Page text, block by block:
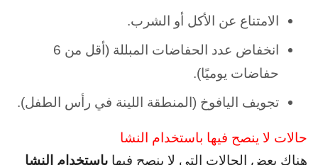
الامتناع عن الأكل أو الشرب.
انخفاض عدد الحفاضات المبللة (أقل من 6
حفاضات يوميًا).
تجويف اليافوخ (المنطقة اللينة في رأس الطفل).
حالات لا ينصح فيها باستخدام النشا
هناك بعض الحالات التي لا ينصح فيها باستخدام النشا